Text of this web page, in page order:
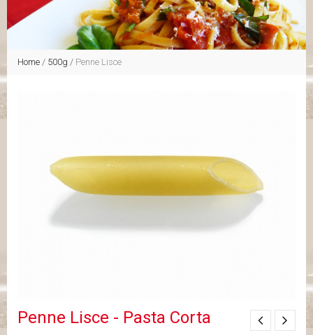
Home / 500g / Penne Lisce
Penne Lisce - Pasta Corta